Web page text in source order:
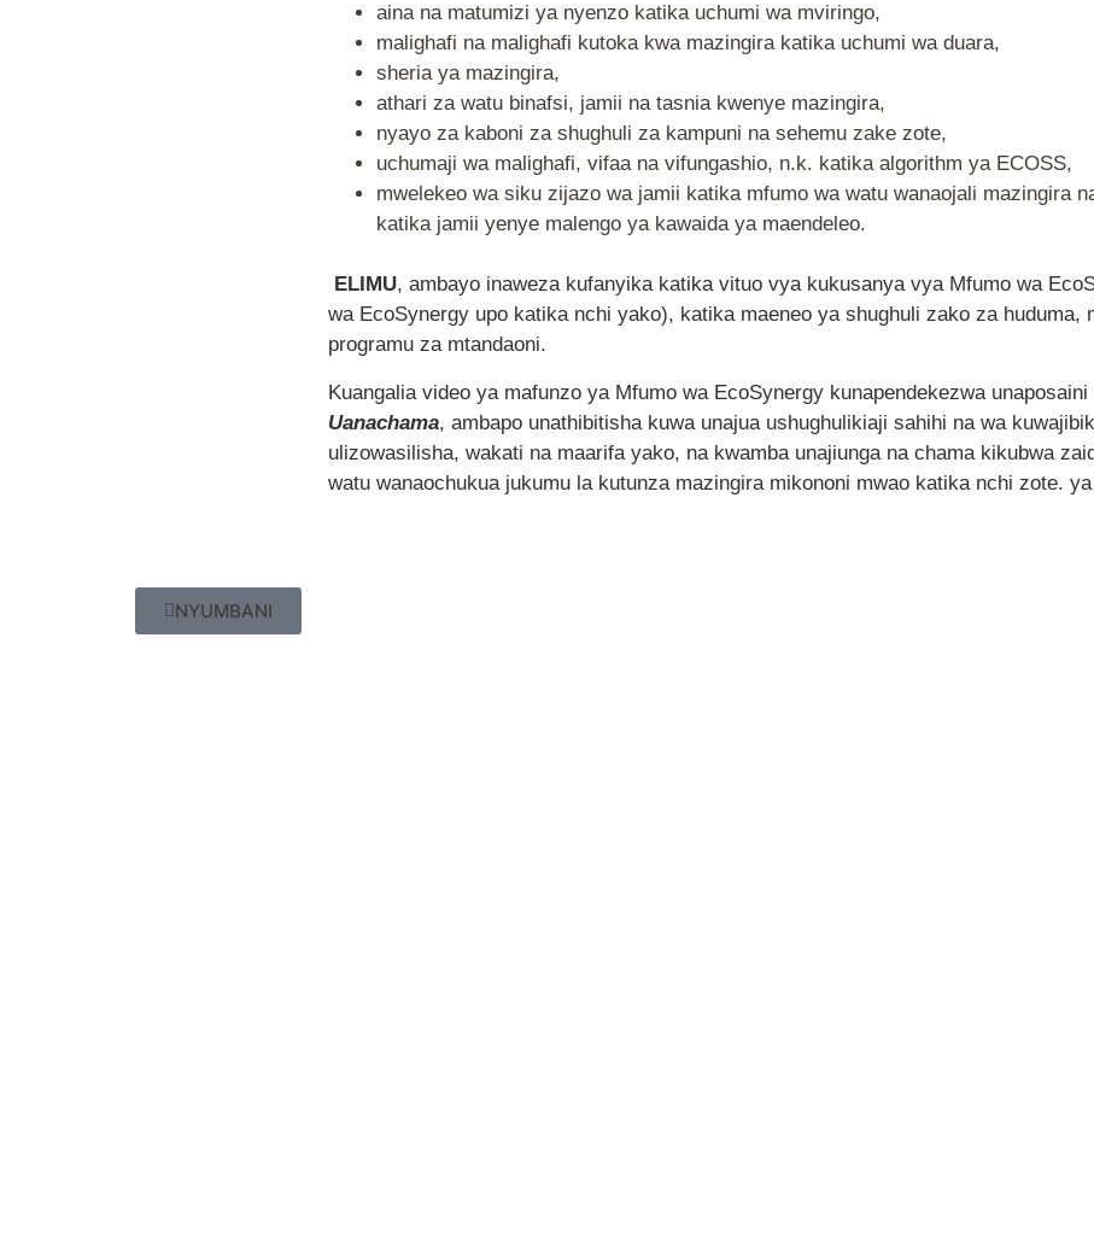
aina na matumizi ya nyenzo katika uchumi wa mviringo,
malighafi na malighafi kutoka kwa mazingira katika uchumi wa duara,
sheria ya mazingira,
athari za watu binafsi, jamii na tasnia kwenye mazingira,
nyayo za kaboni za shughuli za kampuni na sehemu zake zote,
uchumaji wa malighafi, vifaa na vifungashio, n.k. katika algorithm ya ECOSS,
mwelekeo wa siku zijazo wa jamii katika mfumo wa watu wanaojali mazingira
katika jamii yenye malengo ya kawaida ya maendeleo.
ELIMU, ambayo inaweza kufanyika katika vituo vya kukusanya vya Mfumo wa
wa EcoSynergy upo katika nchi yako), katika maeneo ya shughuli zako za huduma,
programu za mtandaoni.
Kuangalia video ya mafunzo ya Mfumo wa EcoSynergy kunapendekezwa unaposaini
Uanachama, ambapo unathibitisha kuwa unajua ushughulikiaji sahihi na wa
ulizowasilisha, wakati na maarifa yako, na kwamba unajiunga na chama kikubwa
watu wanaochukua jukumu la kutunza mazingira mikononi mwao katika nchi zote.
NYUMBANI